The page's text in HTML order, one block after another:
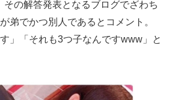
サイト
サイト
ィア
その解答発表となるブログでざわち
弟でかつ別人であるとコメント。
」「それも3つ子なんですwww」と